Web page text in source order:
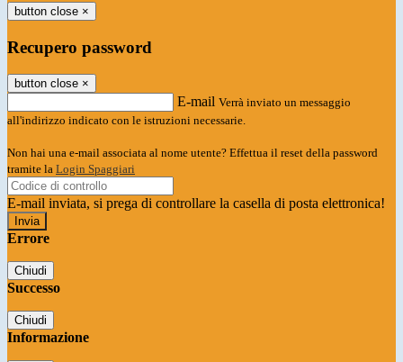
button close ×
Recupero password
button close ×
E-mail Verrà inviato un messaggio
all'indirizzo indicato con le istruzioni necessarie.
Non hai una e-mail associata al nome utente? Effettua il reset della password
tramite la Login Spaggiari
E-mail inviata, si prega di controllare la casella di posta elettronica!
Errore
Chiudi
Successo
Chiudi
Informazione